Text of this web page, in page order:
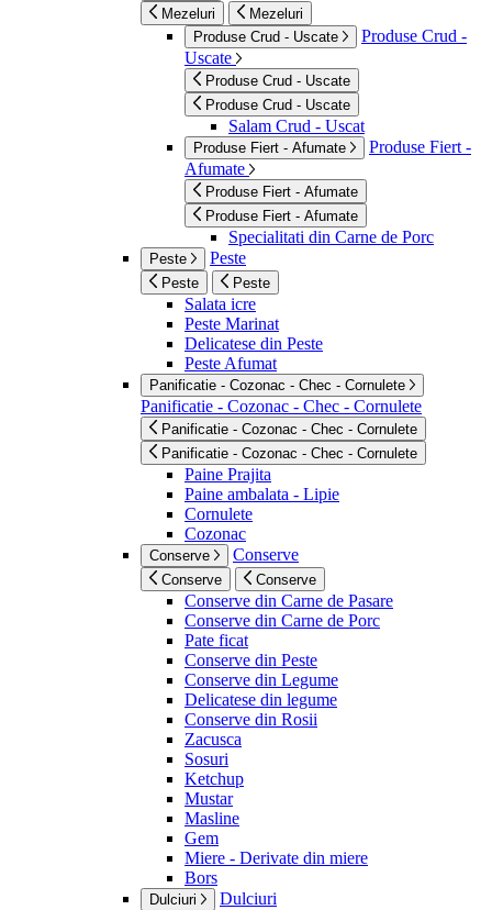
Mezeluri
Mezeluri
Produse Crud - Uscate
Produse Crud -
Uscate
Produse Crud - Uscate
Produse Crud - Uscate
Salam Crud - Uscat
Produse Fiert - Afumate
Produse Fiert -
Afumate
Produse Fiert - Afumate
Produse Fiert - Afumate
Specialitati din Carne de Porc
Peste Peste
Peste Peste
Salata icre
Peste Marinat
Delicatese din Peste
Peste Afumat
Panificatie - Cozonac - Chec - Cornulete
Panificatie - Cozonac - Chec - Cornulete
Panificatie - Cozonac - Chec - Cornulete
Panificatie - Cozonac - Chec - Cornulete
Paine Prajita
Paine ambalata - Lipie
Cornulete
Cozonac
Conserve Conserve
Conserve Conserve
Conserve din Carne de Pasare
Conserve din Carne de Porc
Pate ficat
Conserve din Peste
Conserve din Legume
Delicatese din legume
Conserve din Rosii
Zacusca
Sosuri
Ketchup
Mustar
Masline
Gem
Miere - Derivate din miere
Bors
Dulciuri Dulciuri